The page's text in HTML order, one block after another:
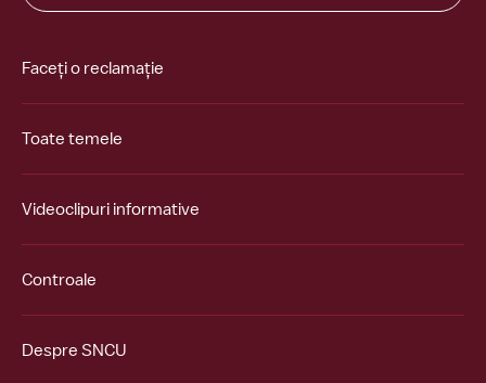
Faceți o reclamație
Toate temele
Videoclipuri informative
Controale
Despre SNCU